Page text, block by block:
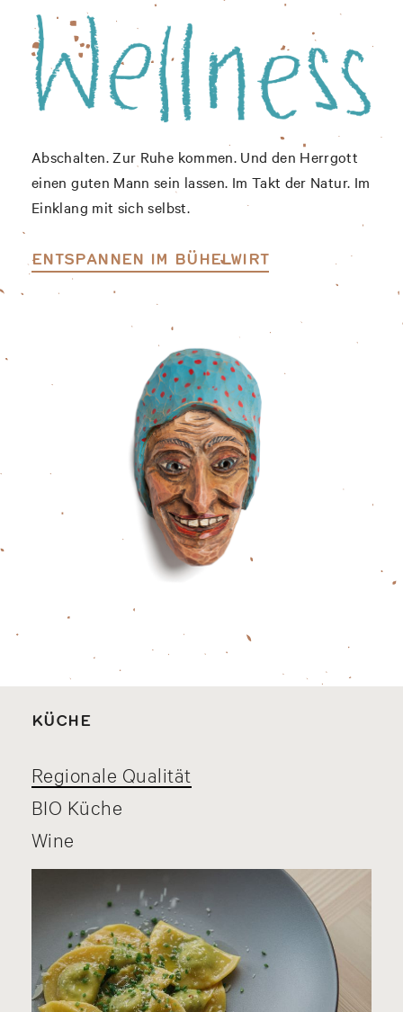
Abschalten. Zur Ruhe kommen. Und den Herrgott
einen guten Mann sein lassen. Im Takt der Natur. Im
Einklang mit sich selbst.
ENTSPANNEN IM BÜHELWIRT
KÜCHE
Regionale Qualität
BIO Küche
Wine